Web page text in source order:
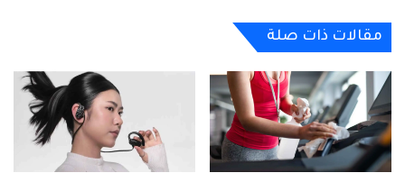
أجل تهيئة الظروف الأمثل لنجاح العملية وسلامة التوأم.
من جانبه أوضح استشاري جراحة المخ والأعصاب للأطفال، رئيس قسم
جراحة المخ والأعصاب للأطفال الدكتور معتصم الزعبي، أن التوأم خضع
لتقييم دقيق شمل فحوصات متعددة أظهرت اشتراك التوأم في عظام
الجمجمة وأغشية المخ والأوردة وبعض الشرايين، مما استوجب إجراء
عملية الفصل على عدة مراحل الأولى جراحية تلاها ثلاث عمليات عن
طريق الأشعة التداخلية لسد الشرايين والأوردة المشتركة، كما وضع
مقالات ذات صلة